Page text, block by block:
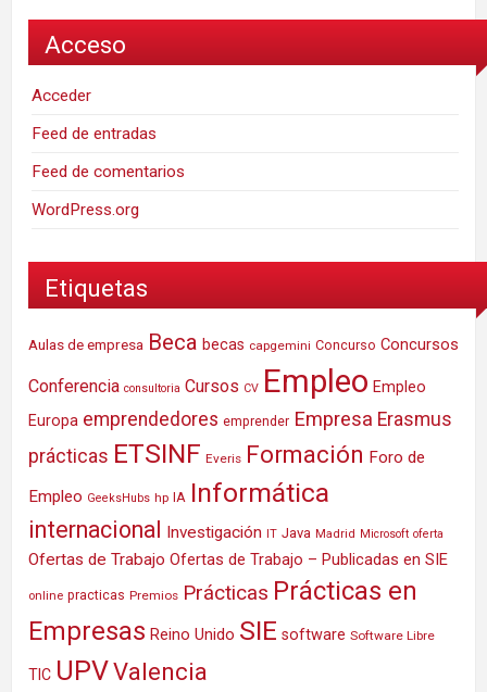
Acceso
Acceder
Feed de entradas
Feed de comentarios
WordPress.org
Etiquetas
Aulas de empresa Beca becas capgemini Concurso Concursos
Conferencia consultoria Cursos CV Empleo Empleo
Europa emprendedores emprender Empresa Erasmus
prácticas ETSINF Everis Formación Foro de
Empleo GeeksHubs hp IA Informática
internacional Investigación IT Java Madrid Microsoft oferta
Ofertas de Trabajo Ofertas de Trabajo – Publicadas en SIE
online practicas Premios Prácticas Prácticas en
Empresas Reino Unido SIE software Software Libre
TIC UPVValencia